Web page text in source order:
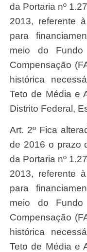
da Portaria nº
2013, referente
para
meio do
Compensação
histórica
Teto de Média e
Distrito Federal,
Art. 2º Fica alterado para até 25 de dezembro
de 2016 o prazo
da Portaria nº
2013, referente
para
meio do
Compensação
histórica
Teto de Média e